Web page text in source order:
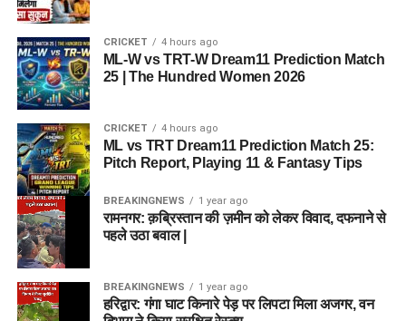
CRICKET 4 hours ago
ML-W vs TRT-W Dream11 Prediction Match
25 | The Hundred Women 2026
CRICKET 4 hours ago
ML vs TRT Dream11 Prediction Match 25:
Pitch Report, Playing 11 & Fantasy Tips
BREAKINGNEWS 1 year ago
रामनगर: क़ब्रिस्तान की ज़मीन को लेकर विवाद, दफनाने से
पहले उठा बवाल |
BREAKINGNEWS 1 year ago
हरिद्वार: गंगा घाट किनारे पेड़ पर लिपटा मिला अजगर, वन